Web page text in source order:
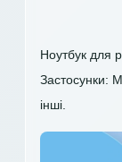
Ноутбук для
Застосунки:
інші.